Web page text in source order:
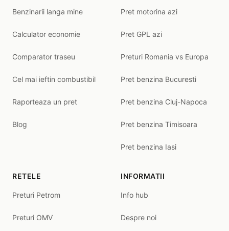
Benzinarii langa mine
Calculator economie
Comparator traseu
Cel mai ieftin combustibil
Raporteaza un pret
Blog
Pret motorina azi
Pret GPL azi
Preturi Romania vs Europa
Pret benzina Bucuresti
Pret benzina Cluj-Napoca
Pret benzina Timisoara
Pret benzina Iasi
RETELE
Preturi Petrom
Preturi OMV
INFORMATII
Info hub
Despre noi